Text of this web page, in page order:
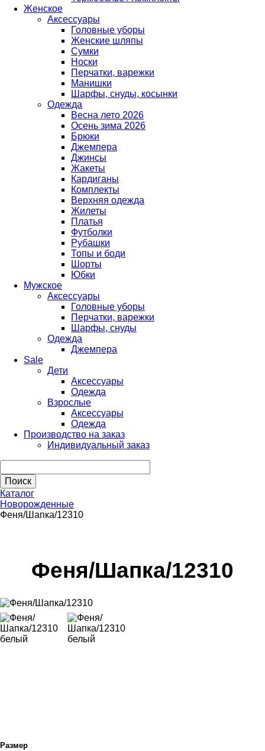
Женское
Аксессуары
Головные уборы
Женские шляпы
Сумки
Носки
Перчатки, варежки
Манишки
Шарфы, снуды, косынки
Одежда
Весна лето 2026
Осень зима 2026
Брюки
Джемпера
Джинсы
Жакеты
Кардиганы
Комплекты
Верхняя одежда
Жилеты
Платья
Футболки
Рубашки
Топы и боди
Шорты
Юбки
Мужское
Аксессуары
Головные уборы
Перчатки, варежки
Шарфы, снуды
Одежда
Джемпера
Sale
Дети
Аксессуары
Одежда
Взрослые
Аксессуары
Одежда
Производство на заказ
Индивидуальный заказ
Каталог
Новорожденные
Феня/Шапка/12310
Феня/Шапка/12310
Размер